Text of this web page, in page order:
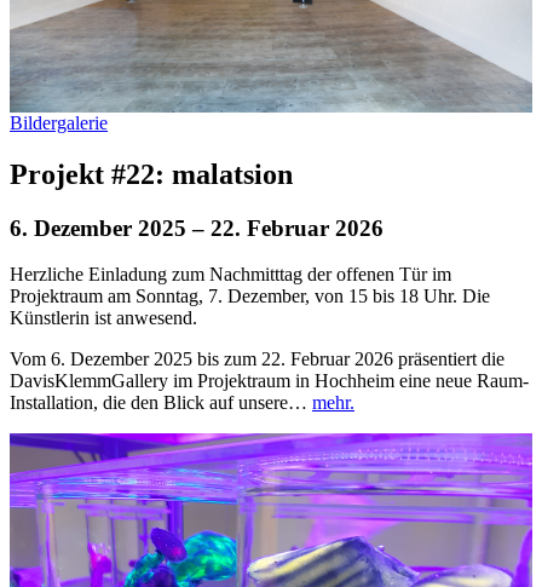
Bildergalerie
Projekt #22: malatsion
6. Dezember 2025 – 22. Februar 2026
Herzliche Einladung zum Nachmitttag der offenen Tür im
Projektraum am Sonntag, 7. Dezember, von 15 bis 18 Uhr. Die
Künstlerin ist anwesend.
Vom 6. Dezember 2025 bis zum 22. Februar 2026 präsentiert die
DavisKlemmGallery im Projektraum in Hochheim eine neue Raum-
Installation, die den Blick auf unsere… mehr.